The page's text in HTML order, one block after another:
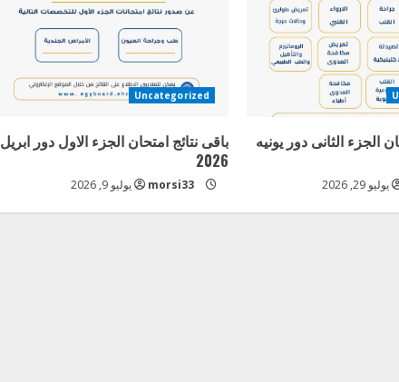
الجزء الثانى دور يونيه
يوليو 29, 2026
Uncategorized
باقى نتائج امتحان الجزء الاول دور ابريل
2026
morsi33 يوليو 9, 2026